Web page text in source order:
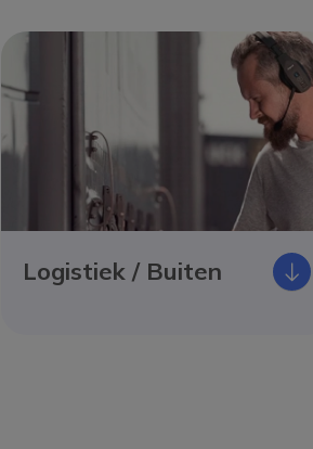
Logistiek / Buiten